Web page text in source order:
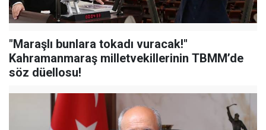
"Maraşlı bunlara tokadı vuracak!"
Kahramanmaraş milletvekillerinin TBMM’de
söz düellosu!